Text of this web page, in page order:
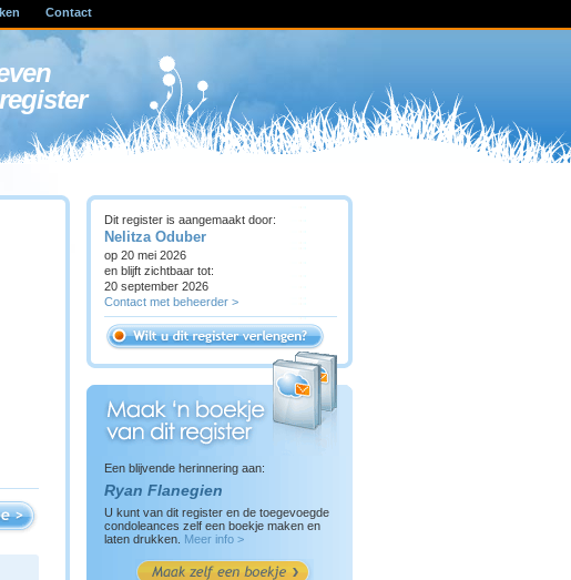
Contact
Dit register is aangemaakt door:
Nelitza Oduber
op 20 mei 2026
en blijft zichtbaar tot:
20 september 2026
Contact met beheerder >
Een blijvende herinnering aan:
Ryan Flanegien
U kunt van dit register en de toegevoegde
condoleances zelf een boekje maken en
laten drukken.
Meer info >